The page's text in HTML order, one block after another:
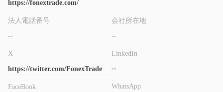
MT5（MetaTrader 5）はFonex Tradeで利用できます。
Windows、MAC、Andorid、IOSなど、複数のデバイスで利用で
ール、アルゴリズム取引アプリケーションの利用、コピートレー
ドに優れたツールを提供しています。
結論
https://fonextrade.com/
法人電話番号
--
X
https://twitter.com/FonexTrade
FaceBook
会社所在地
--
LinkedIn
--
WhatsApp